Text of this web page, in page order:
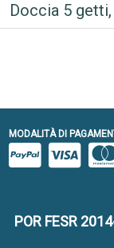
Doccia 5 getti,
MODALITÀ DI
POR FESR